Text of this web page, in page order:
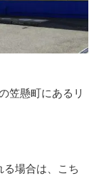
笠懸町にあるリ
場合は、こち